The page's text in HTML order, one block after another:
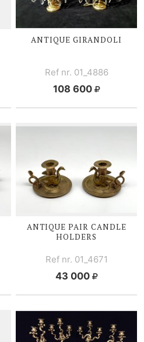
ANTIQUE GIRANDOLI
Ref nr. 01_4886
108 600
ANTIQUE PAIR CANDLE
HOLDERS
Ref nr. 01_4671
43 000